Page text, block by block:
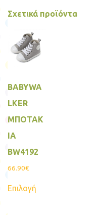
Σχετικά προϊόντα
BABYWA
LKER
ΜΠΟΤΑΚ
ΙΑ
BW4192
66.90€
Επιλογή